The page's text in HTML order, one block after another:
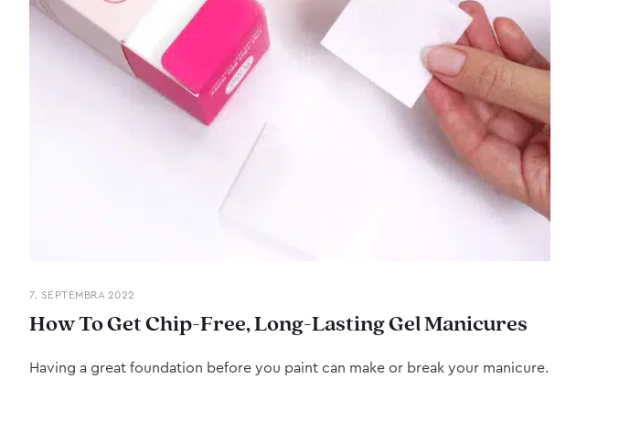
7. SEPTEMBRA 2022
How To Get Chip-Free, Long-Lasting Gel Manicures
Having a great foundation before you paint can make or break your manicure.